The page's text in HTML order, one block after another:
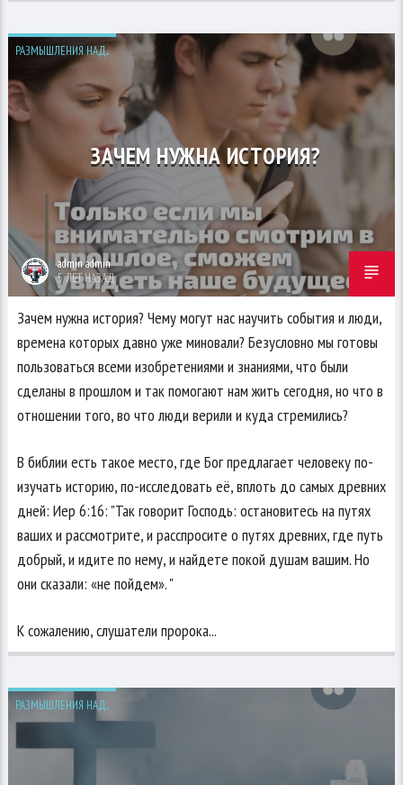
РАЗМЫШЛЕНИЯ НАД...
ЗАЧЕМ НУЖНА ИСТОРИЯ?
admin admin
5 ЛЕТ НАЗАД
Зачем нужна история? Чему могут нас научить события и люди,
времена которых давно уже миновали? Безусловно мы готовы
пользоваться всеми изобретениями и знаниями, что были
сделаны в прошлом и так помогают нам жить сегодня, но что в
отношении того, во что люди верили и куда стремились?
В библии есть такое место, где Бог предлагает человеку по-
изучать историю, по-исследовать её, вплоть до самых древних
дней: Иер 6:16: "Так говорит Господь: остановитесь на путях
ваших и рассмотрите, и расспросите о путях древних, где путь
добрый, и идите по нему, и найдете покой душам вашим. Но
они сказали: «не пойдем». "
К сожалению, слушатели пророка...
РАЗМЫШЛЕНИЯ НАД...